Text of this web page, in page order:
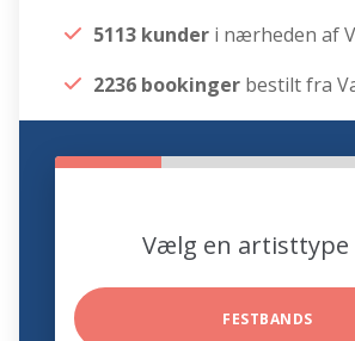
5113 kunder i nærheden af
2236 bookinger bestilt fra
Vælg en artisttype
FESTBANDS